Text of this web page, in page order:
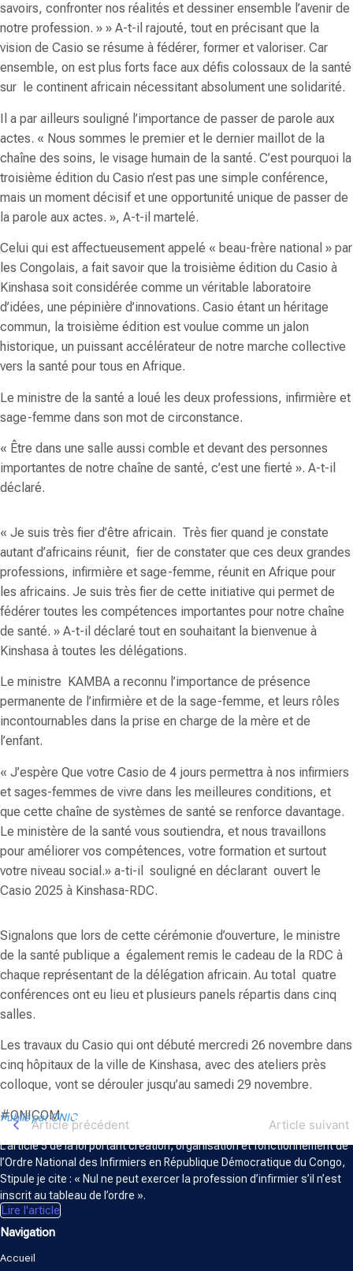
savoirs, confronter nos réalités et dessiner ensemble l’avenir de
notre profession. » » A-t-il rajouté, tout en précisant que la
vision de Casio se résume à fédérer, former et valoriser. Car
ensemble, on est plus forts face aux défis colossaux de la santé
sur le continent africain nécessitant absolument une solidarité.
Il a par ailleurs souligné l’importance de passer de parole aux
actes. « Nous sommes le premier et le dernier maillot de la
chaîne des soins, le visage humain de la santé. C’est pourquoi la
troisième édition du Casio n’est pas une simple conférence,
mais un moment décisif et une opportunité unique de passer de
la parole aux actes. », A-t-il martelé.
Celui qui est affectueusement appelé « beau-frère national » par
les Congolais, a fait savoir que la troisième édition du Casio à
Kinshasa soit considérée comme un véritable laboratoire
d’idées, une pépinière d’innovations. Casio étant un héritage
commun, la troisième édition est voulue comme un jalon
historique, un puissant accélérateur de notre marche collective
vers la santé pour tous en Afrique.
Le ministre de la santé a loué les deux professions, infirmière et
sage-femme dans son mot de circonstance.
« Être dans une salle aussi comble et devant des personnes
importantes de notre chaîne de santé, c’est une fierté ». A-t-il
déclaré.
« Je suis très fier d’être africain. Très fier quand je constate
autant d’africains réunit, fier de constater que ces deux grandes
professions, infirmière et sage-femme, réunit en Afrique pour
les africains. Je suis très fier de cette initiative qui permet de
fédérer toutes les compétences importantes pour notre chaîne
de santé. » A-t-il déclaré tout en souhaitant la bienvenue à
Kinshasa à toutes les délégations.
Le ministre KAMBA a reconnu l’importance de présence
permanente de l’infirmière et de la sage-femme, et leurs rôles
incontournables dans la prise en charge de la mère et de
l’enfant.
« J’espère Que votre Casio de 4 jours permettra à nos infirmiers
et sages-femmes de vivre dans les meilleures conditions, et
que cette chaîne de systèmes de santé se renforce davantage.
Le ministère de la santé vous soutiendra, et nous travaillons
pour améliorer vos compétences, votre formation et surtout
votre niveau social .» a-ti-il souligné en déclarant ouvert le
Casio 2025 à Kinshasa-RDC.
Signalons que lors de cette cérémonie d’ouverture, le ministre
de la santé publique a également remis le cadeau de la RDC à
chaque représentant de la délégation africain. Au total quatre
conférences ont eu lieu et plusieurs panels répartis dans cinq
salles.
Les travaux du Casio qui ont débuté mercredi 26 novembre dans
cinq hôpitaux de la ville de Kinshasa, avec des ateliers près
colloque, vont se dérouler jusqu’au samedi 29 novembre.
#ONICOM
Publié par ONIC
Article précédent Article suivant
ORDRE NATIONAL DES INFIRMIERS
L’article 5 de la loi portant création, organisation et fonctionnement de
l’Ordre National des Infirmiers en République Démocratique du Congo,
Stipule je cite : « Nul ne peut exercer la profession d’infirmier s’il n’est
inscrit au tableau de l’ordre ».
Lire l'article
Navigation
Accueil